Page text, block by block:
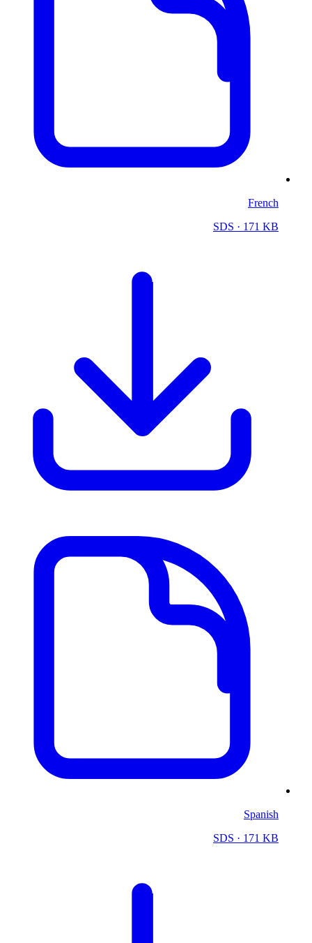
French
SDS · 171 KB
Spanish
SDS · 171 KB